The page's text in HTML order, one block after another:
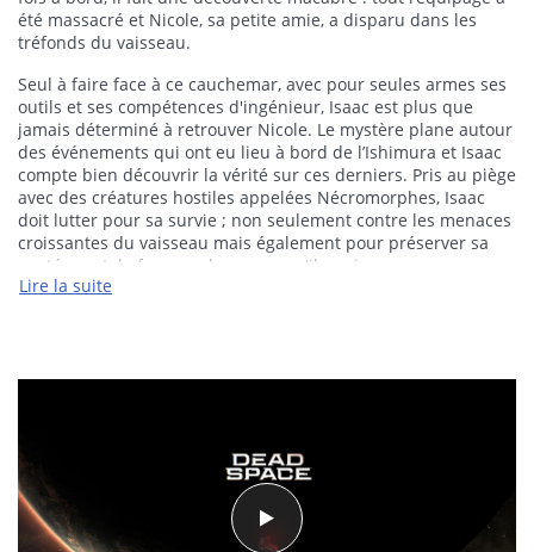
été massacré et Nicole, sa petite amie, a disparu dans les
tréfonds du vaisseau.
Seul à faire face à ce cauchemar, avec pour seules armes ses
outils et ses compétences d'ingénieur, Isaac est plus que
jamais déterminé à retrouver Nicole. Le mystère plane autour
des événements qui ont eu lieu à bord de l’Ishimura et Isaac
compte bien découvrir la vérité sur ces derniers. Pris au piège
avec des créatures hostiles appelées Nécromorphes, Isaac
doit lutter pour sa survie ; non seulement contre les menaces
croissantes du vaisseau mais également pour préserver sa
santé mentale face aux horreurs qu'il va vivre.
atmosphérique 3D. Des pièces et espaces de travail terrifiants
d’un équipage massacré aux sons étranges d’un vaisseau
laissé à l’abandon, vous explorerez un cadre SF époustouflant,
rempli de moments imprévisibles et tendus qui ne vous
Lire la suite